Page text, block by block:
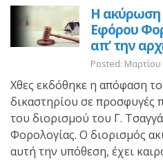
Η ακύρωση
Εφόρου
απ’ την
Posted: Μαρτίου
Χθες εκδόθηκε η απόφαση
δικαστηρίου σε προσφυγές
του διορισμού του Γ.
Φορολογίας. Ο διορισμός
αυτή την υπόθεση, έχει